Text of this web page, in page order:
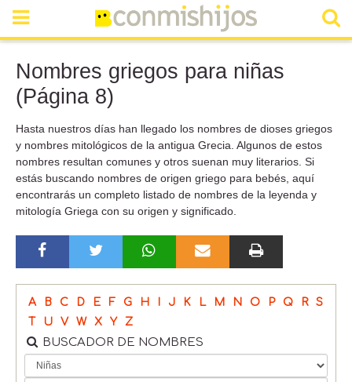
Nombres griegos para niñas
(Página 8)
Hasta nuestros días han llegado los nombres de dioses griegos
y nombres mitológicos de la antigua Grecia. Algunos de estos
nombres resultan comunes y otros suenan muy literarios. Si
estás buscando nombres de origen griego para bebés, aquí
encontrarás un completo listado de nombres de la leyenda y
mitología Griega con su origen y significado.
A B C D E F G H I J K L M N O P Q R
S
T
U V W X Y Z
BUSCADOR DE NOMBRES